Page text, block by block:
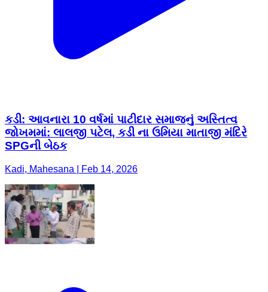
કડી: આવનારા 10 વર્ષમાં પાટીદાર સમાજનું અસ્તિત્વ
જોખમમાં: લાલજી પટેલ, કડી ના ઉમિયા માતાજી મંદિરે
SPGની બેઠક
Kadi, Mahesana | Feb 14, 2026